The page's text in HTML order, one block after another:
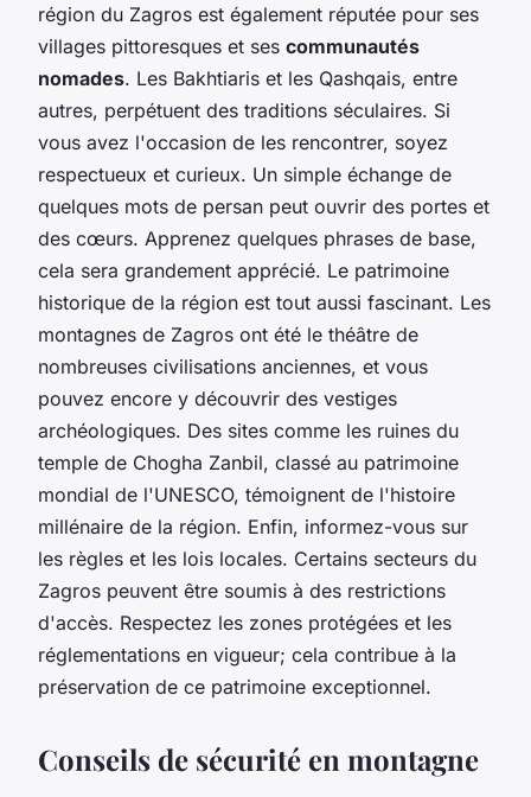
région du Zagros est également réputée pour ses
villages pittoresques et ses communautés
nomades. Les Bakhtiaris et les Qashqais, entre
autres, perpétuent des traditions séculaires. Si
vous avez l'occasion de les rencontrer, soyez
respectueux et curieux. Un simple échange de
quelques mots de persan peut ouvrir des portes et
des cœurs. Apprenez quelques phrases de base,
cela sera grandement apprécié. Le patrimoine
historique de la région est tout aussi fascinant. Les
montagnes de Zagros ont été le théâtre de
nombreuses civilisations anciennes, et vous
pouvez encore y découvrir des vestiges
archéologiques. Des sites comme les ruines du
temple de Chogha Zanbil, classé au patrimoine
mondial de l'UNESCO, témoignent de l'histoire
millénaire de la région. Enfin, informez-vous sur
les règles et les lois locales. Certains secteurs du
Zagros peuvent être soumis à des restrictions
d'accès. Respectez les zones protégées et les
réglementations en vigueur; cela contribue à la
préservation de ce patrimoine exceptionnel.
Conseils de sécurité en montagne